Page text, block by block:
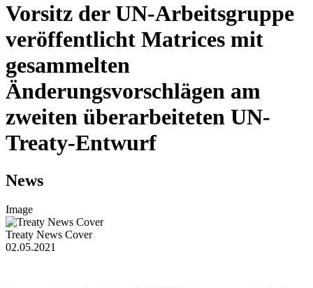
Vorsitz der UN-Arbeitsgruppe
veröffentlicht Matrices mit
gesammelten
Änderungsvorschlägen am
zweiten überarbeiteten UN-
Treaty-Entwurf
News
Image
Treaty News Cover
02.05.2021